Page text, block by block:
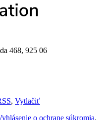
468, 925 06
, Vytlačiť
o ochrane súkromia,